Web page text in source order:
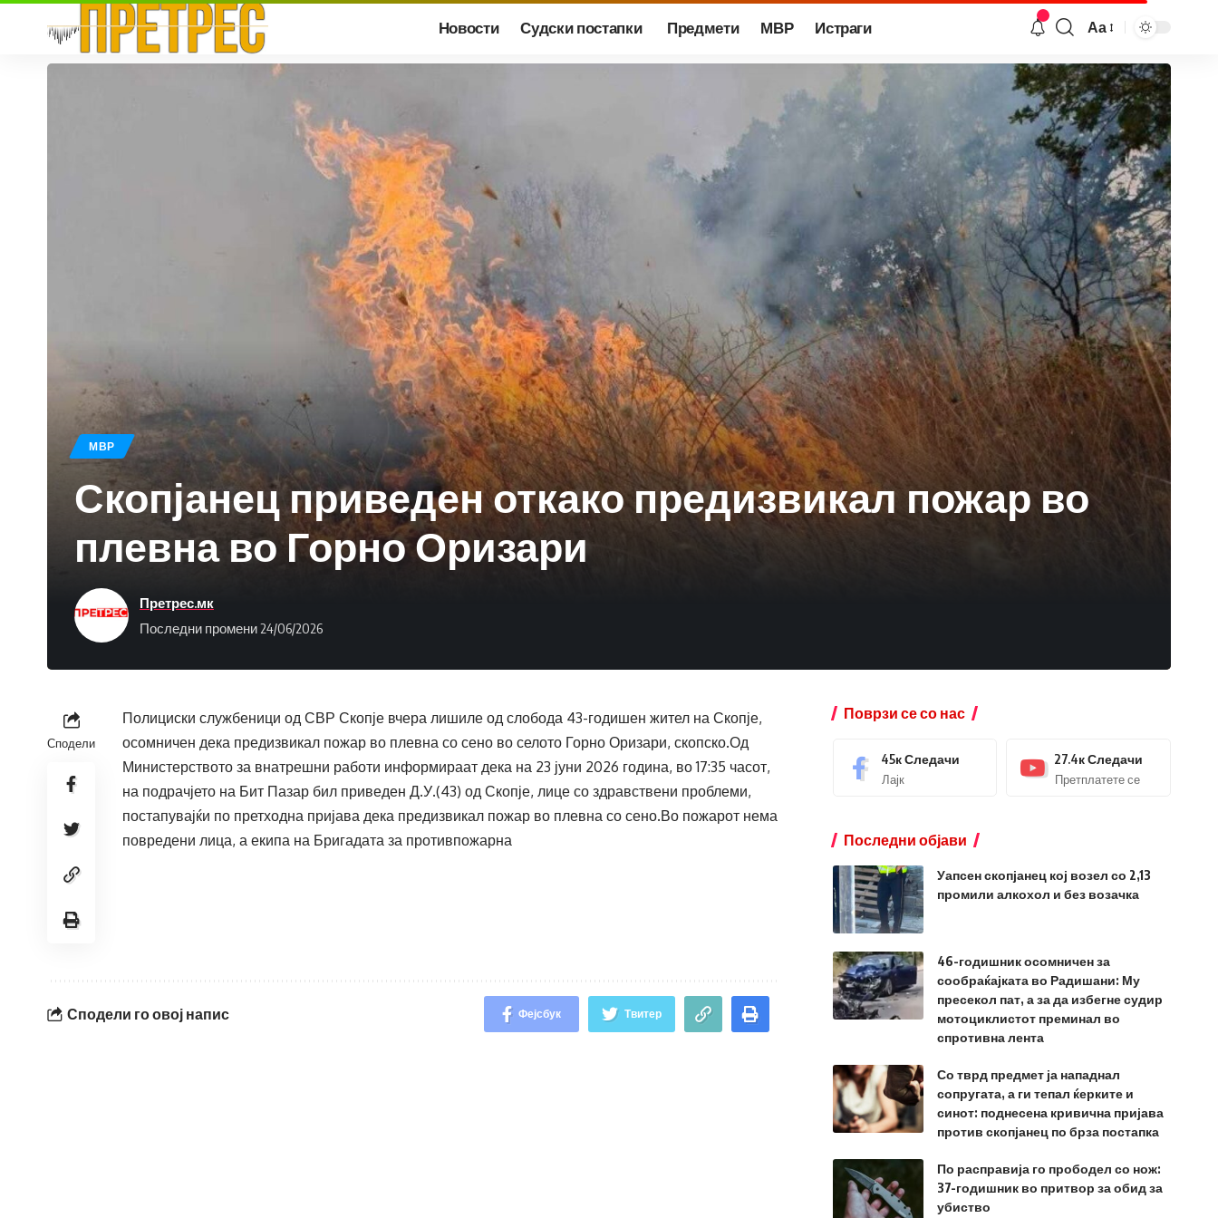
Новости Судски постапки Предмети МВР Истраги Аа
МВР
Скопјанец приведен откако предизвикал пожар во
плевна во Горно Оризари
Последни промени 24/06/2026
Претрес.мк
Сподели
Полициски службеници од СВР Скопје вчера лишиле од слобода 43-годишен жител на Скопје,
осомничен дека предизвикал пожар во плевна со сено во селото Горно Оризари, скопско.Од
Министерството за внатрешни работи информираат дека на 23 јуни 2026 година, во 17:35 часот,
на подрачјето на Бит Пазар бил приведен Д.У.(43) од Скопје, лице со здравствени проблеми,
постапувајќи по претходна пријава дека предизвикал пожар во плевна со сено.Во пожарот нема
повредени лица, а екипа на Бригадата за противпожарна
Сподели го овој напис Фејсбук Твитер
Поврзи се со нас
45кСледачи
Лајк
27.4кСледачи
Претплатете се
Последни објави
Уапсен скопјанец кој возел со 2,13
промили алкохол и без возачка
46-годишник осомничен за
сообраќајката во Радишани: Му
пресекол пат, а за да избегне судир
мотоциклистот преминал во
спротивна лента
Со тврд предмет ја нападнал
сопругата, а ги тепал ќерките и
синот: поднесена кривична пријава
против скопјанец по брза постапка
По расправија го прободел со нож:
37-годишник во притвор за обид за
убиство